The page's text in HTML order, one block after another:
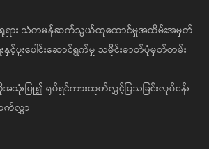
ာ-ရုရှား သံတမန်ဆက်သွယ်ထူထောင်မှုအထိမ်းအမှတ်
းနှင့်ပူးပေါင်းဆောင်ရွက်မှု သမိုင်းဓာတ်ပုံမှတ်တမ်း
ပြု၍ ရုပ်ရှင်ကားထုတ်လွှင့်ပြသခြင်းလုပ်ငန်း
က်လွှာ